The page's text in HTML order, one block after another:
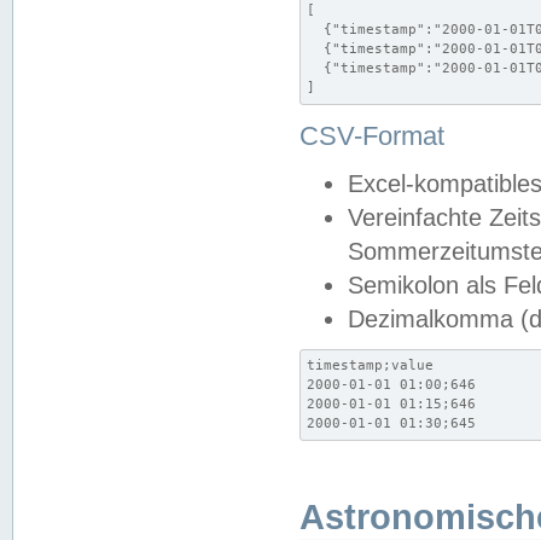
[
{"timestamp":"2000-01-
{"timestamp":"2000-01-
{"timestamp":"2000-01-
]
CSV-Format
Excel-
Vereinfachte
Semikolon als
Dezimalkomma
timestamp;value
2000-01-01 01:00;646
2000-01-01 01:15;646
2000-01-01 01:30;645